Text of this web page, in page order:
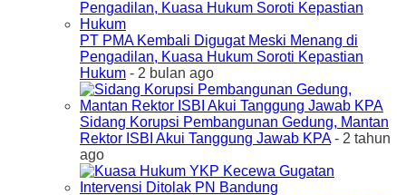
PT PMA Kembali Digugat Meski Menang di
Pengadilan, Kuasa Hukum Soroti Kepastian
Hukum - 2 bulan ago
Sidang Korupsi Pembangunan Gedung, Mantan
Rektor ISBI Akui Tanggung Jawab KPA- 2 tahun
ago